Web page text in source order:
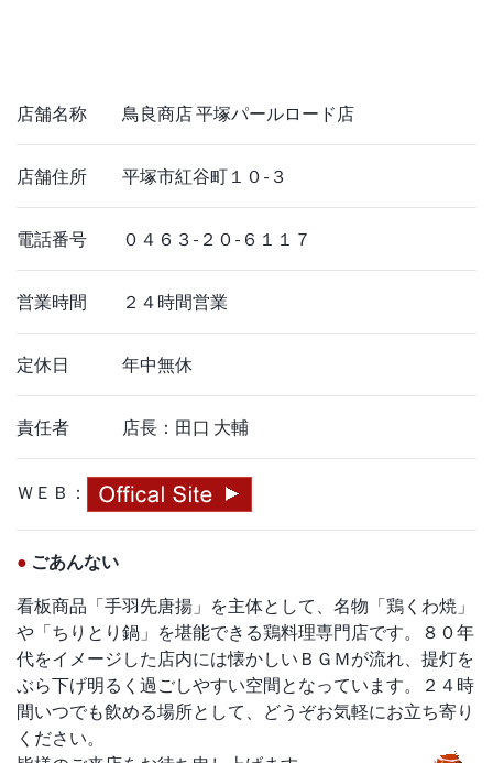
店舗名称 鳥良商店 平塚パールロード店
店舗住所 平塚市紅谷町１０-３
電話番号 ０４６３-２０-６１１７
営業時間 ２４時間営業
定休日 年中無休
責任者 店長：田口 大輔
ＷＥＢ：
● ごあんない
看板商品「手羽先唐揚」を主体として、名物「鶏くわ焼」
や「ちりとり鍋」を堪能できる鶏料理専門店です。８０年
代をイメージした店内には懐かしいＢＧＭが流れ、提灯を
ぶら下げ明るく過ごしやすい空間となっています。２４時
間いつでも飲める場所として、どうぞお気軽にお立ち寄り
ください。